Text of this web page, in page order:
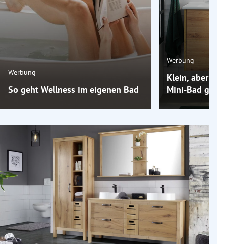
Werbung
So geht Wellness im eigenen Bad
Werbung
Klein, aber
Mini-Bad groß